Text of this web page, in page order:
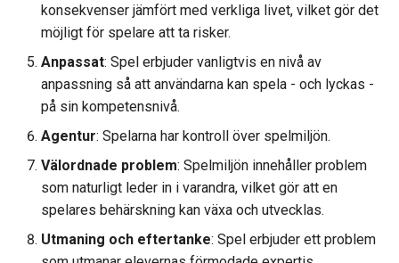
konsekvenser jämfört med verkliga livet, vilket gör det
möjligt för spelare att ta risker.
Anpassat: Spel erbjuder vanligtvis en nivå av
anpassning så att användarna kan spela - och lyckas -
på sin kompetensnivå.
Agentur: Spelarna har kontroll över spelmiljön.
Välordnade problem: Spelmiljön innehåller problem
som naturligt leder in i varandra, vilket gör att en
spelares behärskning kan växa och utvecklas.
Utmaning och eftertanke: Spel erbjuder ett problem